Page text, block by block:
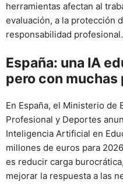
herramientas afectan al
evaluación, a la protección
responsabilidad profesional.
España: una IA
pero con
En España, el Ministerio de
Profesional y Deportes
Inteligencia Artificial en
millones de euros para
es reducir carga
mejorar la respuesta a las